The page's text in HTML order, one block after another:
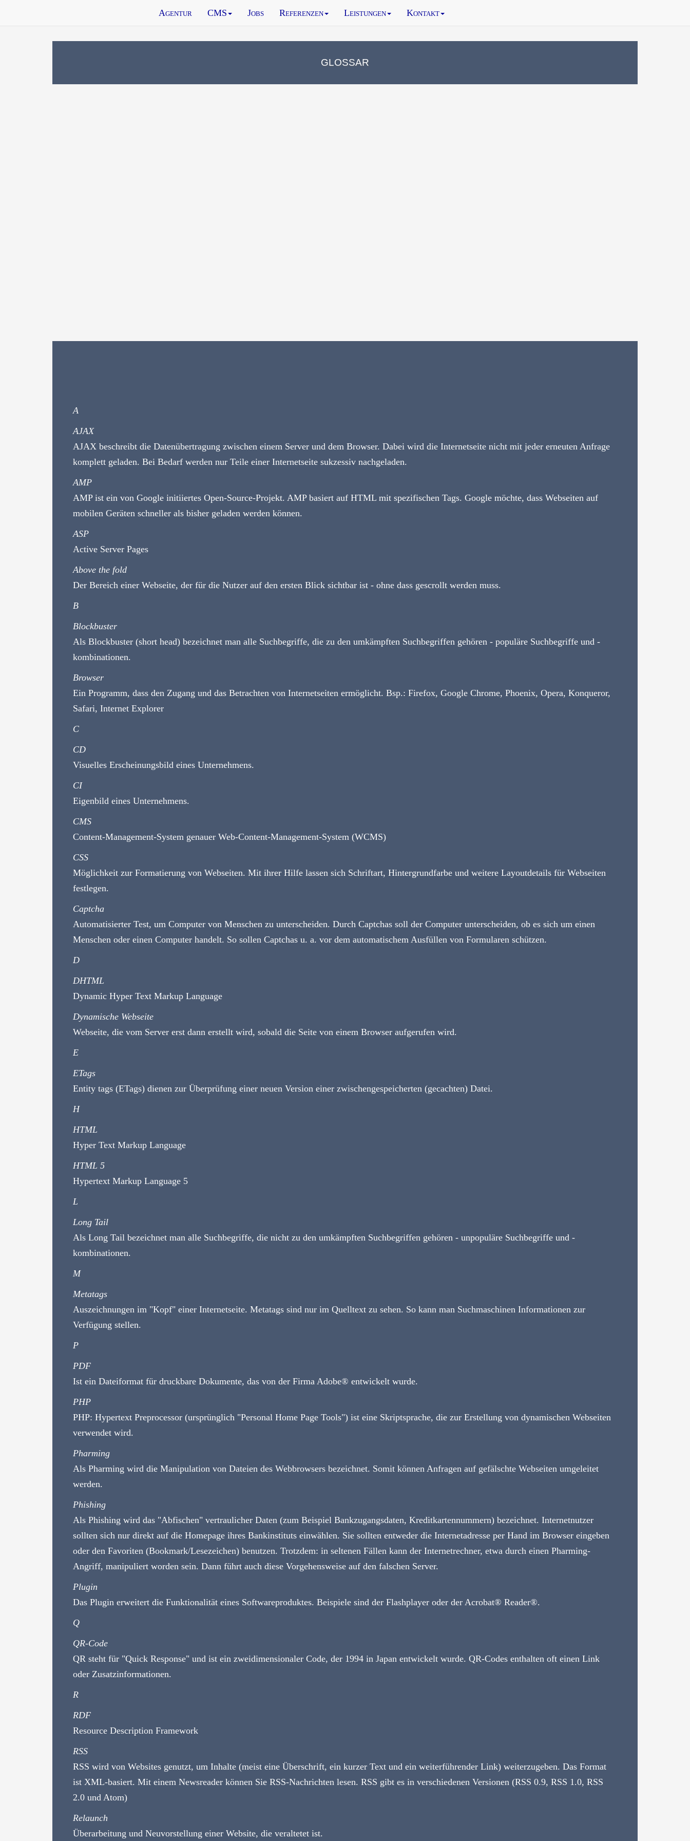
Agentur CMS Jobs Referenzen Leistungen Kontakt
glossar
A
AJAX
AJAX beschreibt die Datenübertragung zwischen einem Server und dem Browser. Dabei wird die Internetseite nicht mit jeder erneuten Anfrage
komplett geladen. Bei Bedarf werden nur Teile einer Internetseite sukzessiv nachgeladen.
AMP
AMP ist ein von Google initiiertes Open-Source-Projekt. AMP basiert auf HTML mit spezifischen Tags. Google möchte, dass Webseiten auf
mobilen Geräten schneller als bisher geladen werden können.
ASP
Active Server Pages
Above the fold
Der Bereich einer Webseite, der für die Nutzer auf den ersten Blick sichtbar ist - ohne dass gescrollt werden muss.
B
Blockbuster
Als Blockbuster (short head) bezeichnet man alle Suchbegriffe, die zu den umkämpften Suchbegriffen gehören - populäre Suchbegriffe und -
kombinationen.
Browser
Ein Programm, dass den Zugang und das Betrachten von Internetseiten ermöglicht. Bsp.: Firefox, Google Chrome, Phoenix, Opera, Konqueror,
Safari, Internet Explorer
C
CD
Visuelles Erscheinungsbild eines Unternehmens.
CI
Eigenbild eines Unternehmens.
CMS
Content-Management-System genauer Web-Content-Management-System (WCMS)
CSS
Möglichkeit zur Formatierung von Webseiten. Mit ihrer Hilfe lassen sich Schriftart, Hintergrundfarbe und weitere Layoutdetails für Webseiten
festlegen.
Captcha
Automatisierter Test, um Computer von Menschen zu unterscheiden. Durch Captchas soll der Computer unterscheiden, ob es sich um einen
Menschen oder einen Computer handelt. So sollen Captchas u. a. vor dem automatischem Ausfüllen von Formularen schützen.
D
DHTML
Dynamic Hyper Text Markup Language
Dynamische Webseite
Webseite, die vom Server erst dann erstellt wird, sobald die Seite von einem Browser aufgerufen wird.
E
ETags
Entity tags (ETags) dienen zur Überprüfung einer neuen Version einer zwischengespeicherten (gecachten) Datei.
H
HTML
Hyper Text Markup Language
HTML 5
Hypertext Markup Language 5
L
Long Tail
Als Long Tail bezeichnet man alle Suchbegriffe, die nicht zu den umkämpften Suchbegriffen gehören - unpopuläre Suchbegriffe und -
kombinationen.
M
Metatags
Auszeichnungen im "Kopf" einer Internetseite. Metatags sind nur im Quelltext zu sehen. So kann man Suchmaschinen Informationen zur
Verfügung stellen.
P
PDF
Ist ein Dateiformat für druckbare Dokumente, das von der Firma Adobe® entwickelt wurde.
PHP
PHP: Hypertext Preprocessor (ursprünglich "Personal Home Page Tools") ist eine Skriptsprache, die zur Erstellung von dynamischen Webseiten
verwendet wird.
Pharming
Als Pharming wird die Manipulation von Dateien des Webbrowsers bezeichnet. Somit können Anfragen auf gefälschte Webseiten umgeleitet
werden.
Phishing
Als Phishing wird das "Abfischen" vertraulicher Daten (zum Beispiel Bankzugangsdaten, Kreditkartennummern) bezeichnet. Internetnutzer
sollten sich nur direkt auf die Homepage ihres Bankinstituts einwählen. Sie sollten entweder die Internetadresse per Hand im Browser eingeben
oder den Favoriten (Bookmark/Lesezeichen) benutzen. Trotzdem: in seltenen Fällen kann der Internetrechner, etwa durch einen Pharming-
Angriff, manipuliert worden sein. Dann führt auch diese Vorgehensweise auf den falschen Server.
Plugin
Das Plugin erweitert die Funktionalität eines Softwareproduktes. Beispiele sind der Flashplayer oder der Acrobat® Reader®.
Q
QR-Code
QR steht für "Quick Response" und ist ein zweidimensionaler Code, der 1994 in Japan entwickelt wurde. QR-Codes enthalten oft einen Link
oder Zusatzinformationen.
R
RDF
Resource Description Framework
RSS
RSS wird von Websites genutzt, um Inhalte (meist eine Überschrift, ein kurzer Text und ein weiterführender Link) weiterzugeben. Das Format
ist XML-basiert. Mit einem Newsreader können Sie RSS-Nachrichten lesen. RSS gibt es in verschiedenen Versionen (RSS 0.9, RSS 1.0, RSS
2.0 und Atom)
Relaunch
Überarbeitung und Neuvorstellung einer Website, die veraltetet ist.